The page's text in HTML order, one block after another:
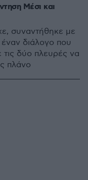
Μέσι και
συναντήθηκε με
διάλογο που
δύο πλευρές να
πλάνο